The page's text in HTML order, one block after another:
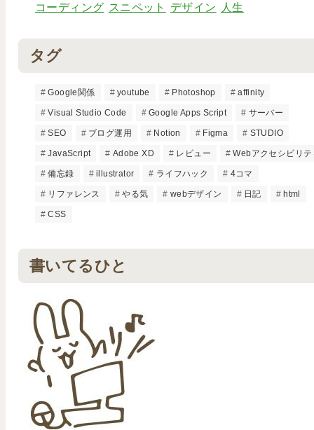
コーディング スニペット デザイン 人生
タグ
Google関係 youtube Photoshop affinity
Visual Studio Code Google Apps Script サーバー
SEO ブログ運用 Notion Figma STUDIO
JavaScript Adobe XD レビュー Webアクセシビリテ
備忘録 illustrator ライフハック 4コマ
リファレンス やる気 webデザイン 日記 html
CSS
書いてるひと